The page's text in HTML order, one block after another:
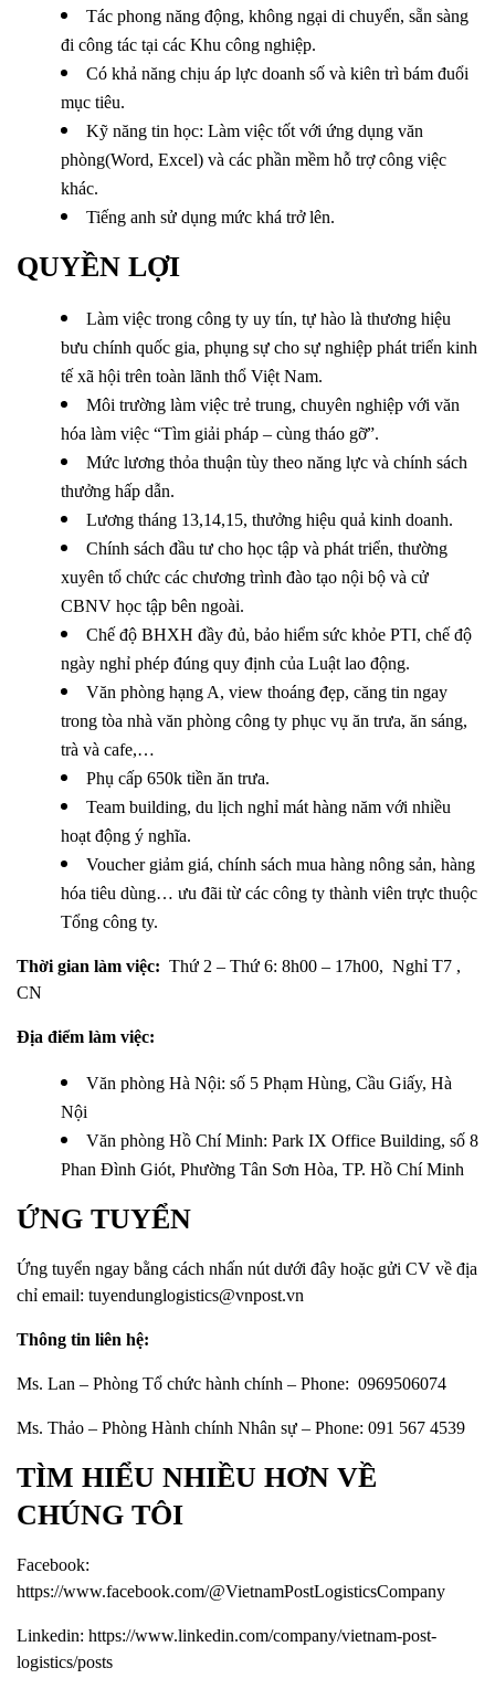
Tác phong năng động, không ngại di chuyển, sẵn sàng
đi công tác tại các Khu công nghiệp.
Có khả năng chịu áp lực doanh số và kiên trì bám đuổi
mục tiêu.
Kỹ năng tin học: Làm việc tốt với ứng dụng văn
phòng(Word, Excel) và các phần mềm hỗ trợ công việc
khác.
Tiếng anh sử dụng mức khá trở lên.
QUYỀN LỢI
Làm việc trong công ty uy tín, tự hào là thương hiệu
bưu chính quốc gia, phụng sự cho sự nghiệp phát triển kinh
tế xã hội trên toàn lãnh thổ Việt Nam.
Môi trường làm việc trẻ trung, chuyên nghiệp với văn
hóa làm việc “Tìm giải pháp – cùng tháo gỡ”.
Mức lương thỏa thuận tùy theo năng lực và chính sách
thưởng hấp dẫn.
Lương tháng 13,14,15, thưởng hiệu quả kinh doanh.
Chính sách đầu tư cho học tập và phát triển, thường
xuyên tổ chức các chương trình đào tạo nội bộ và cử
CBNV học tập bên ngoài.
Chế độ BHXH đầy đủ, bảo hiểm sức khỏe PTI, chế độ
ngày nghỉ phép đúng quy định của Luật lao động.
Văn phòng hạng A, view thoáng đẹp, căng tin ngay
trong tòa nhà văn phòng công ty phục vụ ăn trưa, ăn sáng,
trà và cafe,…
Phụ cấp 650k tiền ăn trưa.
Team building, du lịch nghỉ mát hàng năm với nhiều
hoạt động ý nghĩa.
Voucher giảm giá, chính sách mua hàng nông sản, hàng
hóa tiêu dùng… ưu đãi từ các công ty thành viên trực thuộc
Tổng công ty.
Thời gian làm việc: Thứ 2 – Thứ 6: 8h00 – 17h00, Nghỉ T7 ,
CN
Địa điểm làm việc:
Văn phòng Hà Nội: số 5 Phạm Hùng, Cầu Giấy, Hà
Nội
Văn phòng Hồ Chí Minh: Park IX Office Building, số 8
Phan Đình Giót, Phường Tân Sơn Hòa, TP. Hồ Chí Minh
ỨNG TUYỂN
Ứng tuyển ngay bằng cách nhấn nút dưới đây hoặc gửi CV về địa
chỉ email: tuyendunglogistics@vnpost.vn
Thông tin liên hệ:
Ms. Lan – Phòng Tổ chức hành chính – Phone: 0969506074
Ms. Thảo – Phòng Hành chính Nhân sự – Phone: 091 567 4539
TÌM HIỂU NHIỀU HƠN VỀ
CHÚNG TÔI
Facebook:
https://www.facebook.com/@VietnamPostLogisticsCompany
Linkedin: https://www.linkedin.com/company/vietnam-post-
logistics/posts